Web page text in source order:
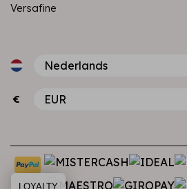
Versafine
€
LOYALTY